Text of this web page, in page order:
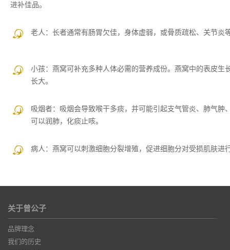
进补佳品。
老人： 长者通常有肠胃欠佳，身体虚弱，或骨质疏松、关节
小孩： 燕窝可补充多种人体必需的营养成份。燕窝中的表皮
长大。
吸烟者： 吸烟会导致喉干多痰，并可能引起支气管炎、肺气
可以润肺，化痰止咳。
病人： 燕窝可以刺激细胞分裂增殖，促进细胞分对受损肌肤
关于曾公子
品牌理念
我们的历史